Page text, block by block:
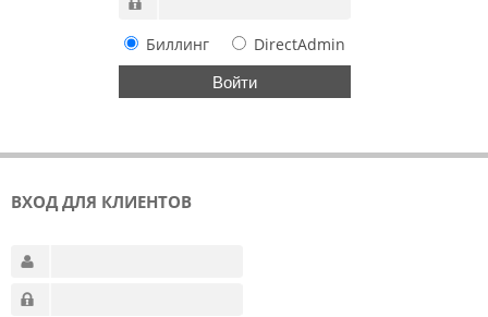
Биллинг DirectAdmin
ВХОД ДЛЯ КЛИЕНТОВ